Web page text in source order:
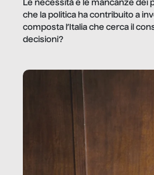
Le necessità e le mancanze dei
che la politica ha contribuito a
composta l’Italia che cerca il
decisioni?